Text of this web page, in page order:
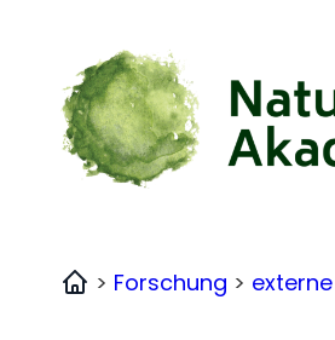
springen
Home
> Forschung >